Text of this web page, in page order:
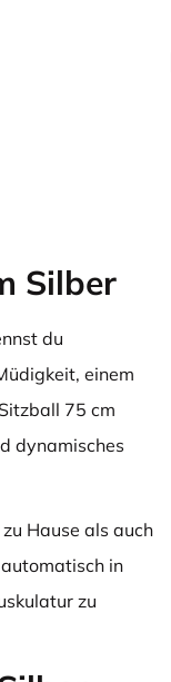
Silber
du
einem
75 cm
dynamisches
Hause als auch
in
zu